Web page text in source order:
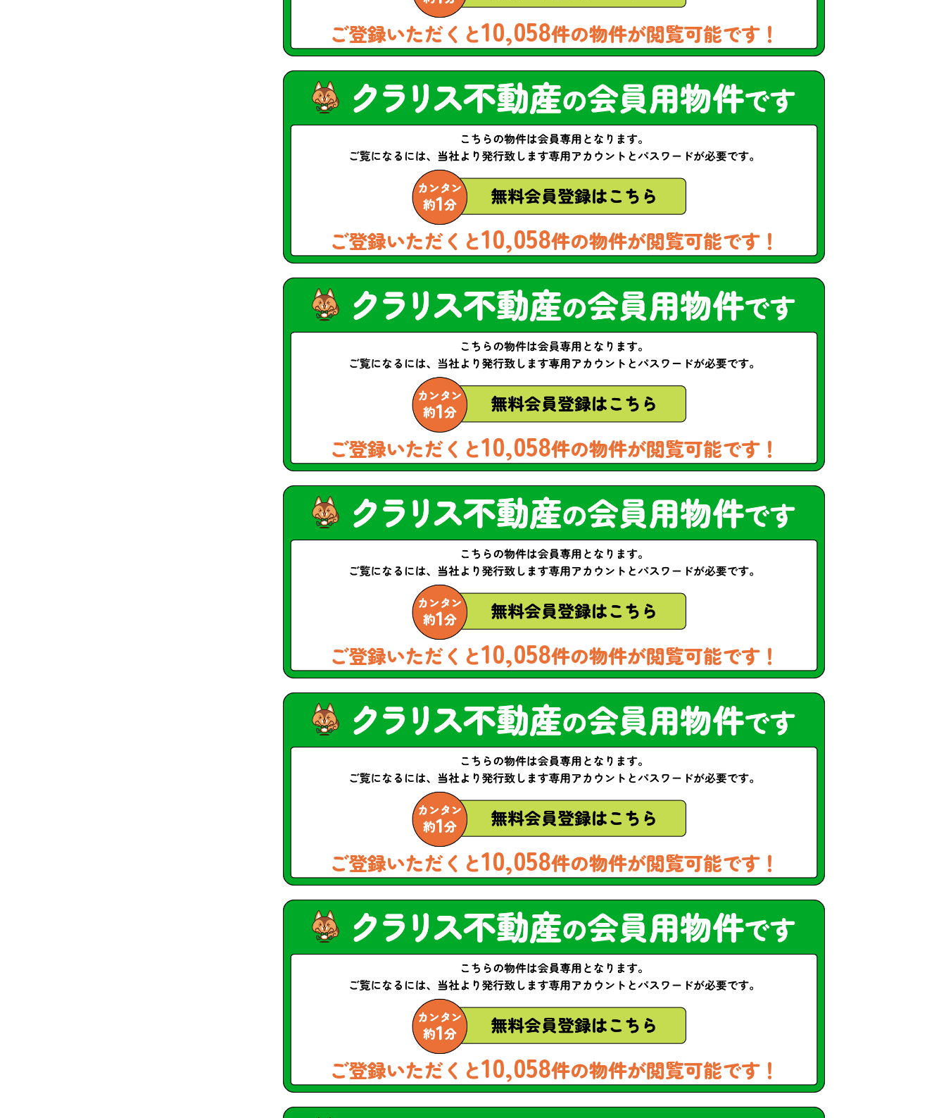
ご登録いただくと10,058件の物件が閲覧可能です！
ご登録いただくと10,058件の物件が閲覧可能です！
ご登録いただくと10,058件の物件が閲覧可能です！
ご登録いただくと10,058件の物件が閲覧可能です！
ご登録いただくと10,058件の物件が閲覧可能です！
ご登録いただくと10,058件の物件が閲覧可能です！